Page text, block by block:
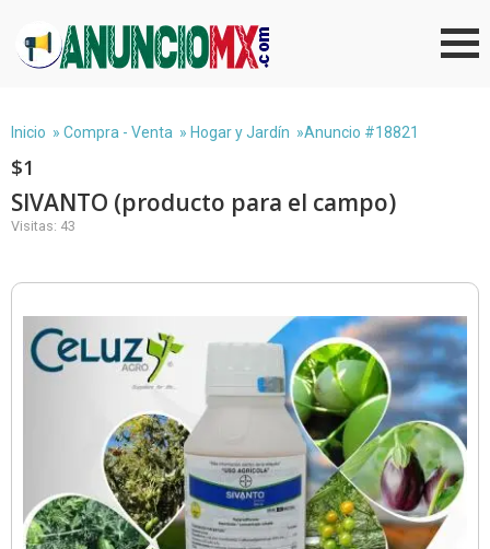
Inicio » Compra - Venta » Hogar y Jardín »Anuncio #18821
$1
SIVANTO (producto para el campo)
Visitas: 43